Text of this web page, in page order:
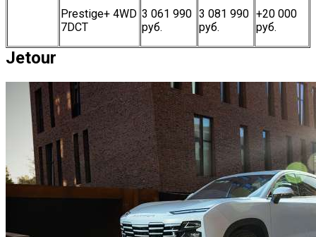
Prestige+ 4WD
7DCT
3 061 990
руб.
3 081 990
руб.
+20 000
руб.
Jetour